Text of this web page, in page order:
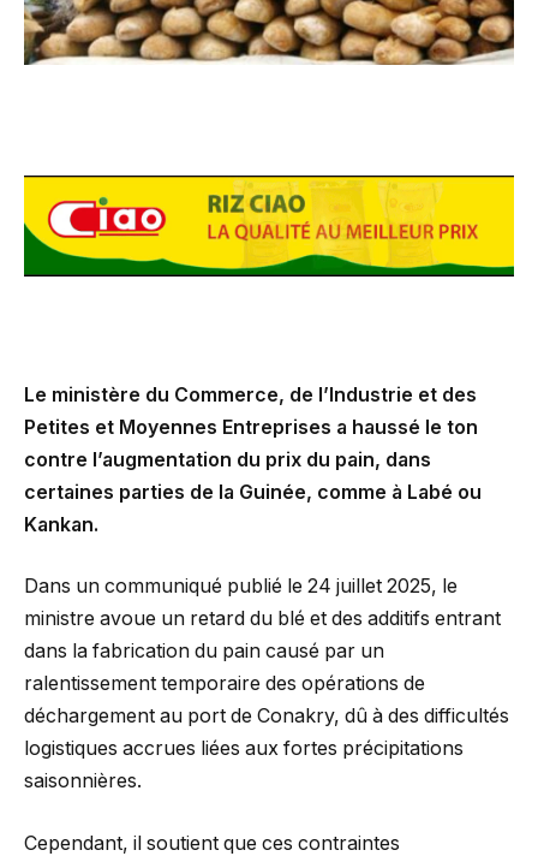
Le ministère du Commerce, de l’Industrie et des
Petites et Moyennes Entreprises a haussé le ton
contre l’augmentation du prix du pain, dans
certaines parties de la Guinée, comme à Labé ou
Kankan.
Dans un communiqué publié le 24 juillet 2025, le
ministre avoue un retard du blé et des additifs entrant
dans la fabrication du pain causé par un
ralentissement temporaire des opérations de
déchargement au port de Conakry, dû à des difficultés
logistiques accrues liées aux fortes précipitations
saisonnières.
Cependant, il soutient que ces contraintes